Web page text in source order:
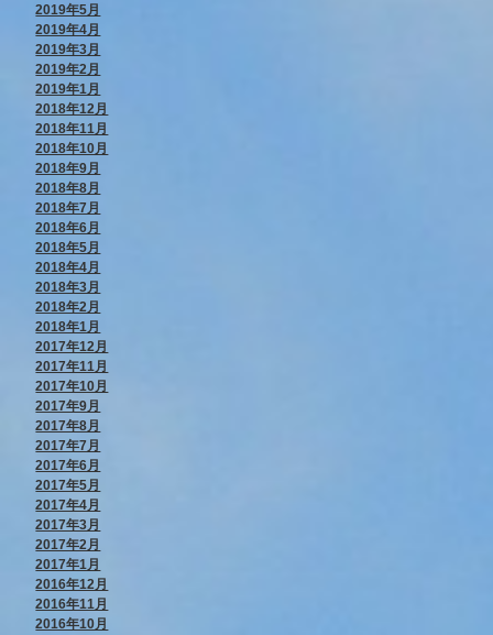
2019年5月
2019年4月
2019年3月
2019年2月
2019年1月
2018年12月
2018年11月
2018年10月
2018年9月
2018年8月
2018年7月
2018年6月
2018年5月
2018年4月
2018年3月
2018年2月
2018年1月
2017年12月
2017年11月
2017年10月
2017年9月
2017年8月
2017年7月
2017年6月
2017年5月
2017年4月
2017年3月
2017年2月
2017年1月
2016年12月
2016年11月
2016年10月